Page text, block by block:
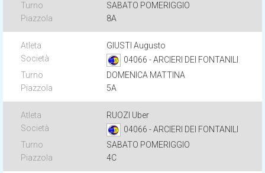
SABATO POMERIGGIO
8A
GIUSTI Augusto
04066 - ARCIERI DEI FONTANILI
DOMENICA MATTINA
5A
RUOZI Uber
04066 - ARCIERI DEI FONTANILI
SABATO POMERIGGIO
4C